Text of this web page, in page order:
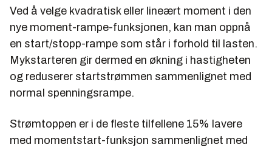
Ved å velge kvadratisk eller lineært moment i den
nye moment-rampe-funksjonen, kan man oppnå
en start/stopp-rampe som står i forhold til lasten.
Mykstarteren gir dermed en økning i hastigheten
og reduserer startstrømmen sammenlignet med
normal spenningsrampe.
Strømtoppen er i de fleste tilfellene 15% lavere
med momentstart-funksjon sammenlignet med